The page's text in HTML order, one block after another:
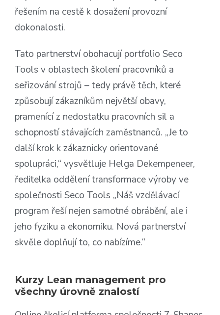
řešením na cestě k dosažení provozní
dokonalosti.
Tato partnerství obohacují portfolio Seco
Tools v oblastech školení pracovníků a
seřizování strojů – tedy právě těch, které
způsobují zákazníkům největší obavy,
pramenící z nedostatku pracovních sil a
schopností stávajících zaměstnanců. „Je to
další krok k zákaznicky orientované
spolupráci,“ vysvětluje Helga Dekempeneer,
ředitelka oddělení transformace výroby ve
společnosti Seco Tools „Náš vzdělávací
program řeší nejen samotné obrábění, ale i
jeho fyziku a ekonomiku. Nová partnerství
skvěle doplňují to, co nabízíme.“
Kurzy Lean management pro
všechny úrovně znalostí